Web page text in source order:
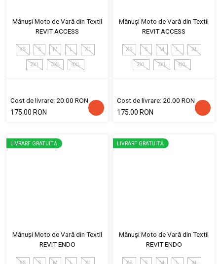
Mănuși Moto de Vară din Textil
REVIT ACCESS
XS S M L XL
2XL 3XL 4XL
Cost de livrare: 20.00 RON
175.00 RON
Mănuși Moto de Vară din Textil
REVIT ACCESS
XS S M L XL
2XL 3XL 4XL
Cost de livrare: 20.00 RON
175.00 RON
LIVRARE GRATUITĂ
Mănuși Moto de Vară din Textil
REVIT ENDO
XS S M L XL
LIVRARE GRATUITĂ
Mănuși Moto de Vară din Textil
REVIT ENDO
XS S M L XL